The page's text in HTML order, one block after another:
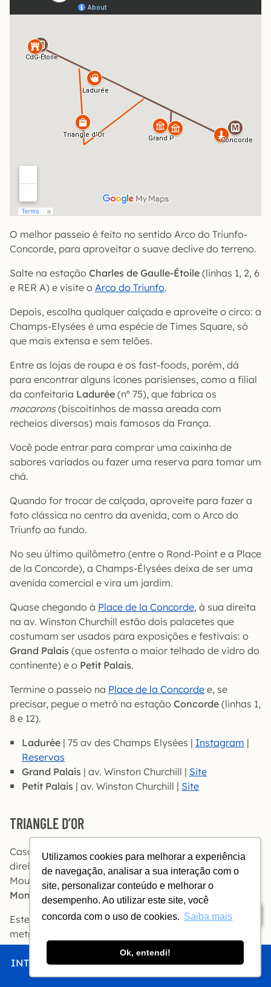
Utilizamos cookies para melhorar a experiência
de navegação, analisar a sua interação com o
site, personalizar conteúdo e melhorar o
desempenho. Ao utilizar este site, você
concorda com o uso de cookies. Saiba mais
Ok, entendi!
INTRO CHEGAR FICAR COMER FAZER
Índice
O melhor passeio é feito no sentido Arco do Triunfo-
Concorde, para aproveitar o suave declive do terreno.
Salte na estação Charles de Gaulle-Étoile (linhas 1, 2, 6
e RER A) e visite o Arco do Triunfo.
Depois, escolha qualquer calçada e aproveite o circo: a
Champs-Elysées é uma espécie de Times Square, só
que mais extensa e sem telões.
Entre as lojas de roupa e os fast-foods, porém, dá
para encontrar alguns ícones parisienses, como a filial
da confeitaria Ladurée (nº 75), que fabrica os
macarons(biscoitinhos de massa areada com
recheios diversos) mais famosos da França.
Você pode entrar para comprar uma caixinha de
sabores variados ou fazer uma reserva para tomar um
chá.
Quando for trocar de calçada, aproveite para fazer a
foto clássica no centro da avenida, com o Arco do
Triunfo ao fundo.
No seu último quilômetro (entre o Rond-Point e a Place
de la Concorde), a Champs-Élysées deixa de ser uma
avenida comercial e vira um jardim.
Quase chegando à Place de la Concorde, à sua direita
na av. Winston Churchill estão dois palacetes que
costumam ser usados para exposições e festivais: o
Grand Palais (que ostenta o maior telhado de vidro do
continente) e o Petit Palais.
Termine o passeio na Place de la Concorde e, se
precisar, pegue o metrô na estação Concorde (linhas 1,
8 e 12).
Ladurée | 75 av des Champs Elysées | Instagram |
Reservas
Grand Palais | av. Winston Churchill | Site
Petit Palais | av. Winston Churchill | Site
TRIANGLE D’OR
Caso queira fazer um percurso mais elegante, saia à
direita na
avenue Georges V
até a estação Alma-
Mourceau, e então vire à esquerda naavenue
Montaigne
Este é o chamadoTriangle d’Or(triângulo dourado), o
metro quadrado mais valioso de Paris, endereço de
hotéis de luxo e ateliês de alta costura.